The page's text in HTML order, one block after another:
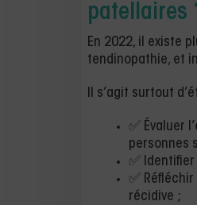
patellaires
En 2022, il existe
tendinopathie, et
Il s’agit surtout
✅ Évaluer l’
personnes
✅
✅
récidive ;